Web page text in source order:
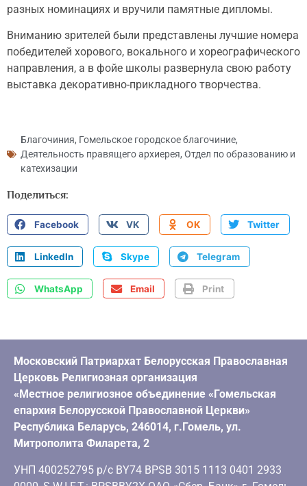
разных номинациях и вручили памятные дипломы.
Вниманию зрителей были представлены лучшие номера
победителей хорового, вокального и хореографического
направления, а в фойе школы развернула свою работу
выставка декоративно-прикладного творчества.
Благочиния, Гомельское городское благочиние,
Деятельность правящего архиерея, Отдел по образованию и
катехизации
Поделиться:
Facebook VK OK Twitter
LinkedIn Skype Telegram
WhatsApp Email Print
Московский Патриархат Белорусская Православная
Церковь Религиозная организация
«Местное религиозное объединение «Гомельская
епархия Белорусской Православной Церкви»
Республика Беларусь, 246014, г.Гомель, ул.
Митрополита Филарета, 2
УНП 400252795 р/с BY74 BPSB 3015 1113 0401 2933